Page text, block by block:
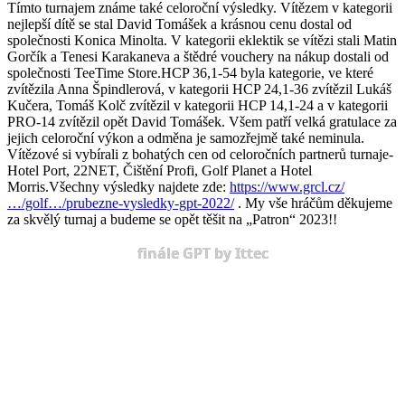
Tímto turnajem známe také celoroční výsledky. Vítězem v kategorii
nejlepší dítě se stal David Tomášek a krásnou cenu dostal od
společnosti Konica Minolta. V kategorii eklektik se vítězi stali Matin
Gorčík a Tenesi Karakaneva a štědré vouchery na nákup dostali od
společnosti TeeTime Store.HCP 36,1-54 byla kategorie, ve které
zvítězila Anna Špindlerová, v kategorii HCP 24,1-36 zvítězil Lukáš
Kučera, Tomáš Kolč zvítězil v kategorii HCP 14,1-24 a v kategorii
PRO-14 zvítězil opět David Tomášek. Všem patří velká gratulace za
jejich celoroční výkon a odměna je samozřejmě také neminula.
Vítězové si vybírali z bohatých cen od celoročních partnerů turnaje-
Hotel Port, 22NET, Čištění Profi, Golf Planet a Hotel
Morris.Všechny výsledky najdete zde: https://www.grcl.cz/
…/golf…/prubezne-vysledky-gpt-2022/. My vše hráčům děkujeme
za skvělý turnaj a budeme se opět těšit na „Patron“ 2023!!
finále GPT by Ittec